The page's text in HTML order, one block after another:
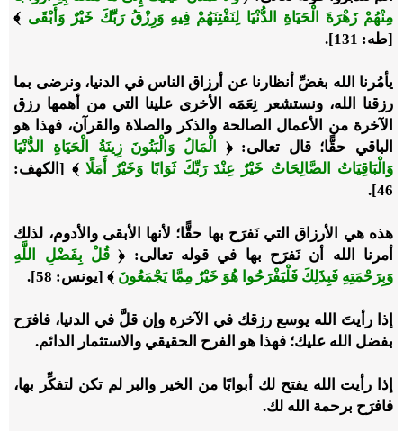
مِنْهُمْ زَهْرَةَ الْحَيَاةِ الدُّنْيَا لِنَفْتِنَهُمْ فِيهِ وَرِزْقُ رَبِّكَ خَيْرٌ وَأَبْقَى ﴾
[طه: 131].
يأمُرنا الله بغضِّ أنظارنا عن أرزاق الناس في الدنيا، ونرضى بما
رزقنا الله، ونستشعر نِعَمَه الأخرى علينا التي من أهمها رزق
الآخرة من الأعمال الصالحة والذكر والصلاة والقرآن، فهذا هو
الباقي حقًّا؛ قال تعالى: ﴿
الْمَالُ وَالْبَنُونَ زِينَةُ الْحَيَاةِ الدُّنْيَا
وَالْبَاقِيَاتُ الصَّالِحَاتُ خَيْرٌ عِنْدَ رَبِّكَ ثَوَابًا وَخَيْرٌ أَمَلًا﴾ [الكهف:
46].
هذه هي الأرزاق التي نَفرَح بها حقًّا؛ لأنها الأبقى والأدوم، لذلك
أمرنا الله أن نَفرَح بها في قوله تعالى: ﴿ قُلْ بِفَضْلِ اللَّهِ
وَبِرَحْمَتِهِ فَبِذَلِكَ فَلْيَفْرَحُوا هُوَ خَيْرٌ مِمَّا يَجْمَعُونَ ﴾ [يونس: 58].
إذا رأيتَ الله يوسع رزقك في الآخرة وإن قلَّ في الدنيا، فافرَح
بفضل الله عليك؛ فهذا هو الفرح الحقيقي والاستثمار الدائم.
إذا رأيت الله يفتح لك أبوابًا من الخير والبر لم تكن لتفكِّر بها،
فافرَح برحمة الله لك.